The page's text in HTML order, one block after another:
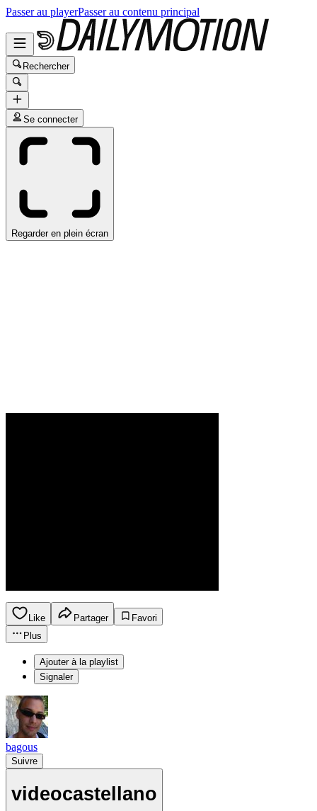
Passer au playerPasser au contenu principal
Rechercher
Se connecter
Regarder en plein écran
Like Partager
Favori
Plus
Ajouter à la playlist
Signaler
bagous
Suivre
videocastellano